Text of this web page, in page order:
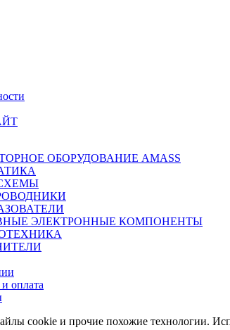
ОБОРУДОВАНИЕ AMASS
ЭЛЕКТРОННЫЕ КОМПОНЕНТЫ
оплата
cookie и прочие похожие технологии.